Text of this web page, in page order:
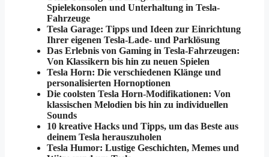
Spielekonsolen und Unterhaltung in Tesla-
Fahrzeuge
Tesla Garage: Tipps und Ideen zur Einrichtung
Ihrer eigenen Tesla-Lade- und Parklösung
Das Erlebnis von Gaming in Tesla-Fahrzeugen:
Von Klassikern bis hin zu neuen Spielen
Tesla Horn: Die verschiedenen Klänge und
personalisierten Hornoptionen
Die coolsten Tesla Horn-Modifikationen: Von
klassischen Melodien bis hin zu individuellen
Sounds
10 kreative Hacks und Tipps, um das Beste aus
deinem Tesla herauszuholen
Tesla Humor: Lustige Geschichten, Memes und